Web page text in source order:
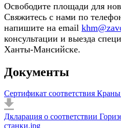
Освободите площади для
Свяжитесь с нами по
напишите на email
консультации и выезда
Ханты-Мансийске.
Документы
Сертификат соответствия
Дкларация о соответствии
станки.jpg